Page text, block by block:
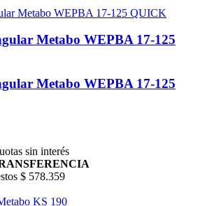
Metabo WEPBA 17-125
Metabo WEPBA 17-125
sin interés
$ 578.359